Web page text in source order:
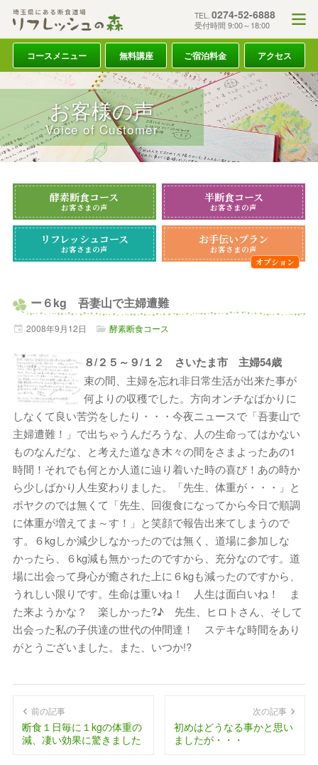
TEL. 0274-52-6888
受付時間 9:00～18:00
コースメニュー 無料講座 ご宿泊料金 アクセス
お客様の声
Voice of Customer
酵素断食コース
お客さまの声
半断食コース
お客さまの声
リフレッシュコース
お客さまの声
お手伝いプラン
お客さまの声
ー６kg 吾妻山で主婦遭難
2008年9月12日 酵素断食コース
８/２５～９/１２ さいたま市 主婦54歳
束の間、主婦を忘れ非日常生活が出来た事が
何よりの収穫でした。方向オンチなばかりに
しなくて良い苦労をしたり・・・今夜ニュースで「吾妻山で
主婦遭難！」で出ちゃうんだろうな、人の生命ってはかない
ものなんだな、と考えた道なき木々の間をさまよったあの1
時間！それでも何とか人道に辿り着いた時の喜び！あの時か
ら少しばかり人生変わりました。「先生、体重が・・・」と
ボヤクのでは無くて「先生、回復食になってから今日で順調
に体重が増えてま～す！」と笑顔で報告出来てしまうので
す。６kgしか減少しなかったのでは無く、道場に参加しな
かったら、６kg減も無かったのですから、充分なのです。道
場に出会って身心が癒された上に６kgも減ったのですから、
うれしい限りです。生命は重いね！ 人生は面白いね！ ま
た来ようかな？ 楽しかった?♪ 先生、ヒロトさん、そして
出会った私の子供達の世代の仲間達！ ステキな時間をあり
がとうございました。また、いつか!?
前の記事
断食１日毎に１kgの体重の
減、凄い効果に驚きました
次の記事
初めはどうなる事かと思い
ましたが・・・